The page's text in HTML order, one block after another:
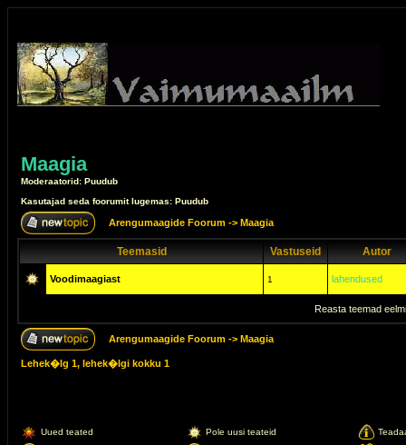
Maagia
Moderaatorid: Puudub
Kasutajad seda foorumit lugemas: Puudub
Arengumaagide Foorum -> Maagia
Teemasid Vastuseid Autor
Voodimaagiast 1 lahendused
Reasta teemad
Arengumaagide Foorum -> Maagia
Lehek�lg 1, lehek�lgi kokku 1
Uued teated Pole uusi teateid